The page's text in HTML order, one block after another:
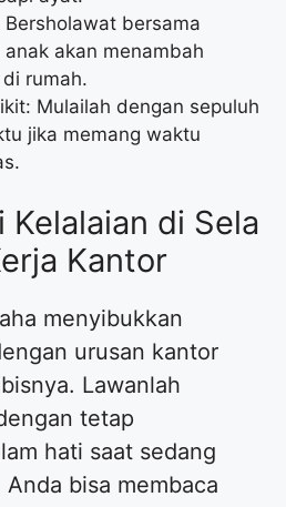
Bersholawat bersama
akan menambah
rumah.
Mulailah dengan sepuluh
jika memang waktu
di Sela
Kantor
menyibukkan
urusan kantor
Lawanlah
tetap
hati saat sedang
bisa membaca